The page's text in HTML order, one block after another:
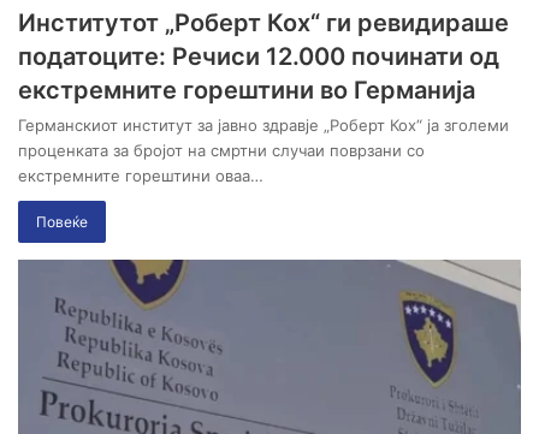
Институтот „Роберт Кох“ ги ревидираше
податоците: Речиси 12.000 починати од
екстремните горештини во Германија
Германскиот институт за јавно здравје „Роберт Кох“ ја зголеми
проценката за бројот на смртни случаи поврзани со
екстремните горештини оваа…
Повеќе